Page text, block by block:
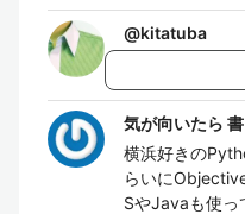
@kitatuba
気が向いたら
横浜好きの
らいに
SやJavaも使っ